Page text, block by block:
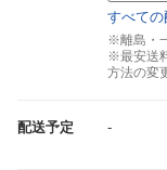
すべて
※離島・
※最安送
方法の変
配送予定 -